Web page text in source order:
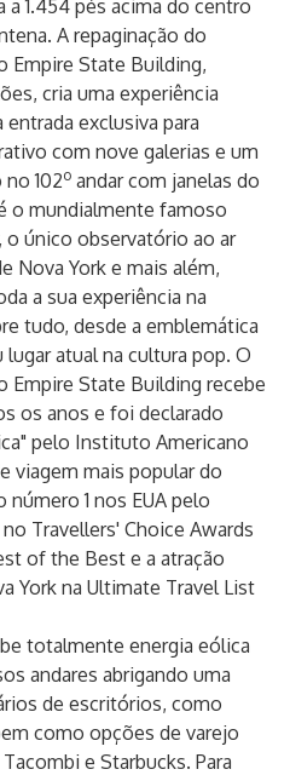
a 1.454 pés acima do centro
A repaginação do
Empire State Building,
cria uma experiência
exclusiva para
com nove galerias e um
102o andar com janelas do
o mundialmente famoso
o único observatório ao ar
Nova York e mais além,
a sua experiência na
tudo, desde a emblemática
atual na cultura pop. O
Empire State Building recebe
os anos e foi declarado
pelo Instituto Americano
viagem mais popular do
número 1 nos EUA pelo
Travellers' Choice Awards
of the Best e a atração
York na Ultimate Travel List
totalmente energia eólica
andares abrigando uma
de escritórios, como
como opções de varejo
e Starbucks. Para